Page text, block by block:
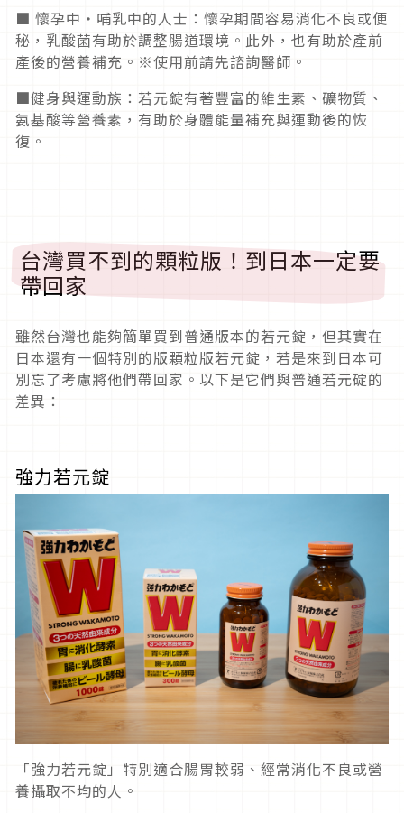
■ 懷孕中・哺乳中的人士：懷孕期間容易消化不良或便
秘，乳酸菌有助於調整腸道環境。此外，也有助於產前
產後的營養補充。※使用前請先諮詢醫師。
■健身與運動族：若元錠有著豐富的維生素、礦物質、
氨基酸等營養素，有助於身體能量補充與運動後的恢
復。
台灣買不到的顆粒版！到日本一定要
帶回家
雖然台灣也能夠簡單買到普通版本的若元錠，但其實在
日本還有一個特別的版顆粒版若元錠，若是來到日本可
別忘了考慮將他們帶回家。以下是它們與普通若元碇的
差異：
強力若元錠
「強力若元錠」特別適合腸胃較弱、經常消化不良或營
養攝取不均的人。